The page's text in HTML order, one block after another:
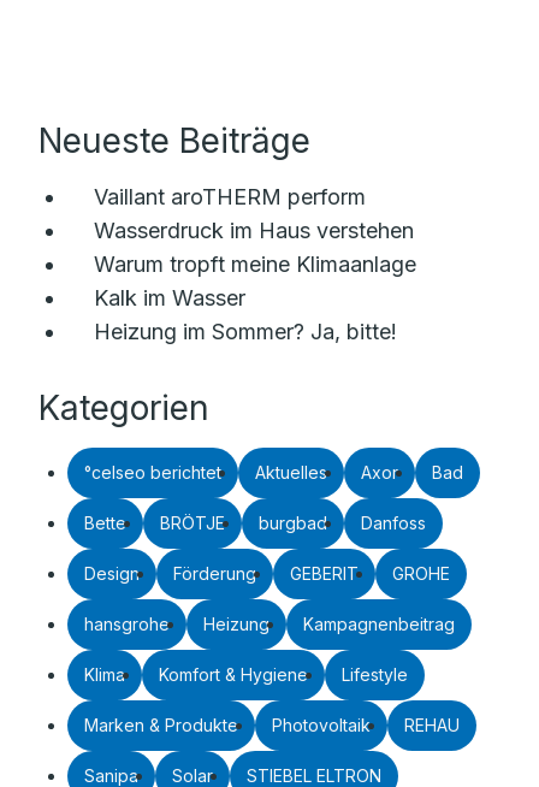
Neueste Beiträge
Vaillant aroTHERM perform
Wasserdruck im Haus verstehen
Warum tropft meine Klimaanlage
Kalk im Wasser
Heizung im Sommer? Ja, bitte!
Kategorien
°celseo berichtet Aktuelles Axor Bad
Bette BRÖTJE burgbad Danfoss
Design Förderung GEBERIT GROHE
hansgrohe Heizung Kampagnenbeitrag
Klima Komfort & Hygiene Lifestyle
Marken & Produkte Photovoltaik REHAU
Sanipa Solar STIEBEL ELTRON